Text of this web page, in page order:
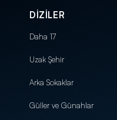
DİZİLER
Daha 17
Uzak Şehir
Arka Sokaklar
Güller ve Günahlar